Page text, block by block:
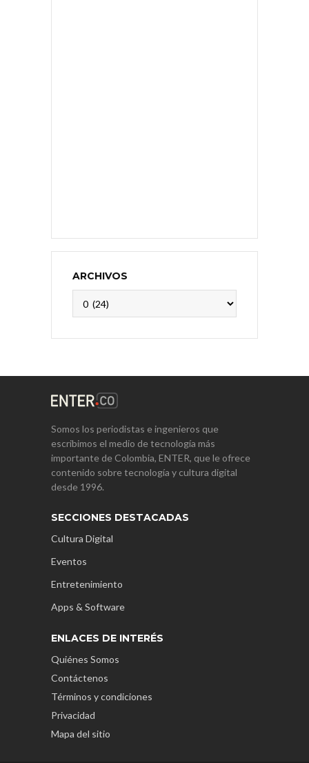
ARCHIVOS
Somos los periodistas e ingenieros que
escribimos el medio de tecnología más
importante de Colombia, ENTER, que le ofrece
contenido sobre tecnología y cultura digital
desde 1996.
SECCIONES DESTACADAS
Cultura Digital
Eventos
Entretenimiento
Apps & Software
ENLACES DE INTERÉS
Quiénes Somos
Contáctenos
Términos y condiciones
Privacidad
Mapa del sitio